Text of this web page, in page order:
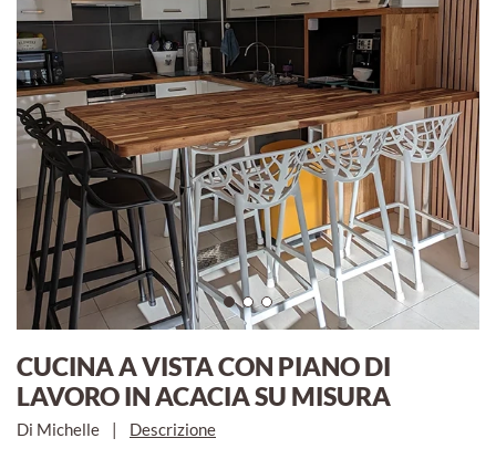
CUCINA A VISTA CON PIANO DI
LAVORO IN ACACIA SU MISURA
Di Michelle Descrizione